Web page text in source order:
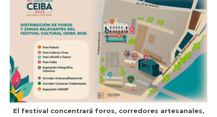
El festival concentrará foros, corredores artesanales,